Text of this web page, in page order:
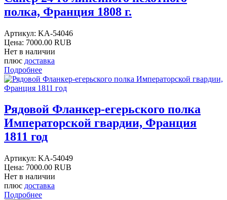
полка, Франция 1808 г.
Артикул: KA-54046
Цена: 7000.00 RUB
Нет в наличии
плюс доставка
Подробнее
Рядовой Фланкер-егерьского полка
Императорской гвардии, Франция
1811 год
Артикул: KA-54049
Цена: 7000.00 RUB
Нет в наличии
плюс доставка
Подробнее